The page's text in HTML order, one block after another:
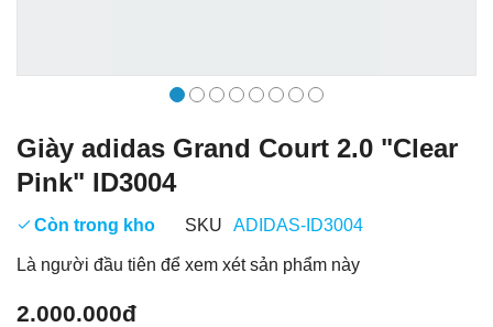
Giày adidas Grand Court 2.0 "Clear
Pink" ID3004
Còn trong kho SKU ADIDAS-ID3004
Là người đầu tiên để xem xét sản phẩm này
2.000.000đ